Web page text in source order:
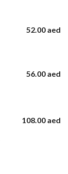
52.00 aed
56.00 aed
108.00 aed